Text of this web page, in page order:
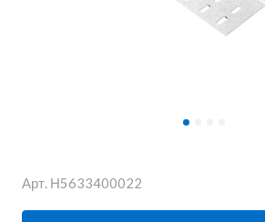
Арт. Н5633400022